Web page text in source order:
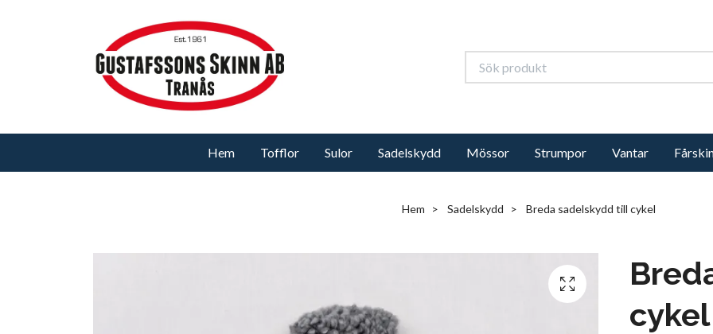
Hem Tofflor Sulor Sadelskydd Mössor Strumpor Vantar
Hem Sadelskydd Breda sadelskydd till cykel
cykel